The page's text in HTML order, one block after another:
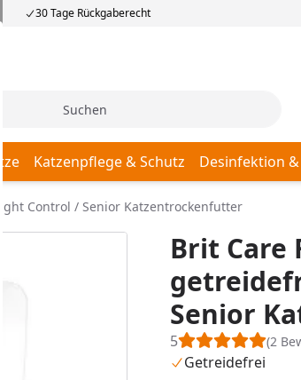
30 Tage Rückgaberecht
Katzenpflege & Schutz Desinfektion
Control / Senior Katzentrockenfutter
Brit Care
Senior
5 (2
Getreidefrei